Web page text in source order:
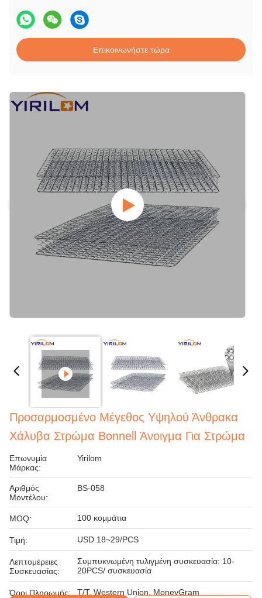
Επικοινωνήστε τώρα
Προσαρμοσμένο Μέγεθος Υψηλού Άνθρακα
Χάλυβα Στρώμα Bonnell Άνοιγμα Για Στρώμα
Επωνυμία
Μάρκας:
Yirilom
Αριθμός
Μοντέλου:
BS-058
MOQ: 100 κομμάτια
Τιμή: USD 18~29/PCS
Λεπτομέρειες
Συσκευασίας:
Συμπυκνωμένη τυλιγμένη συσκευασία: 10-
20PCS/ συσκευασία
Όροι Πληρωμής:
T/T, Western Union, MoneyGram